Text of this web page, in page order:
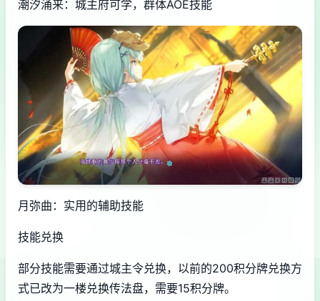
潮汐涌来：城主府可学，群体AOE技能
月弥曲：实用的辅助技能
技能兑换
部分技能需要通过城主令兑换，以前的200积分牌兑换方
式已改为一楼兑换传法盘，需要15积分牌。